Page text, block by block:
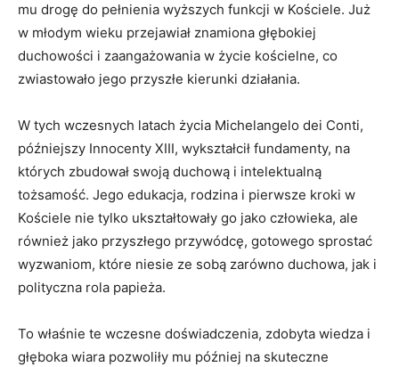
mu drogę do pełnienia wyższych funkcji w Kościele. Już
w młodym wieku przejawiał znamiona głębokiej
duchowości i zaangażowania w życie kościelne, co
zwiastowało jego przyszłe kierunki działania.
W tych wczesnych latach życia Michelangelo dei Conti,
późniejszy Innocenty XIII, wykształcił fundamenty, na
których zbudował swoją duchową i intelektualną
tożsamość. Jego edukacja, rodzina i pierwsze kroki w
Kościele nie tylko ukształtowały go jako człowieka, ale
również jako przyszłego przywódcę, gotowego sprostać
wyzwaniom, które niesie ze sobą zarówno duchowa, jak i
polityczna rola papieża.
To właśnie te wczesne doświadczenia, zdobyta wiedza i
głęboka wiara pozwoliły mu później na skuteczne